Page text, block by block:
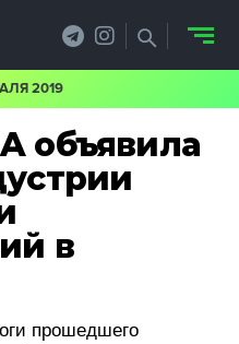
объявила
в
2019
прошедшего